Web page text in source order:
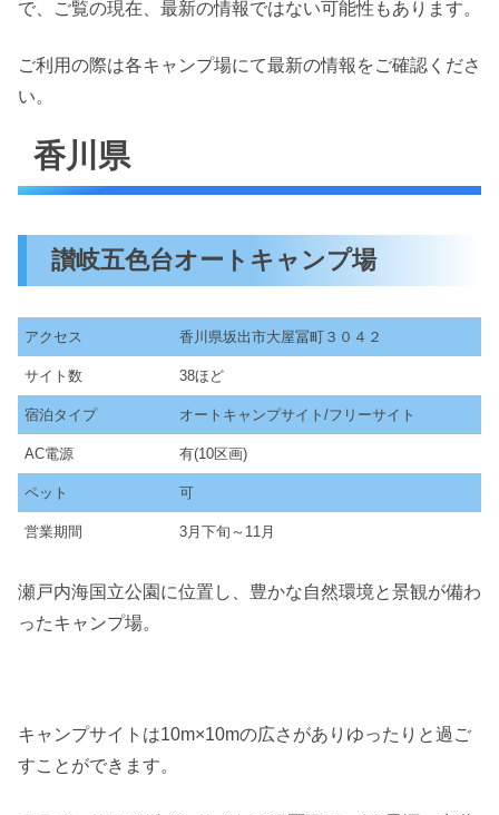
で、ご覧の現在、最新の情報ではない可能性もあります。
ご利用の際は各キャンプ場にて最新の情報をご確認くださ
い。
香川県
讃岐五色台オートキャンプ場
アクセス 香川県坂出市大屋冨町３０４２
サイト数 38ほど
宿泊タイプ オートキャンプサイト/フリーサイト
AC電源 有(10区画)
ペット 可
営業期間 3月下旬～11月
瀬戸内海国立公園に位置し、豊かな自然環境と景観が備わ
ったキャンプ場。
キャンプサイトは10m×10mの広さがありゆったりと過ご
すことができます。